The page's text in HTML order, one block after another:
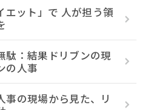
エット」で 人が担う領
駄：結果ドリブンの現
の人事
事の現場から見た、リ